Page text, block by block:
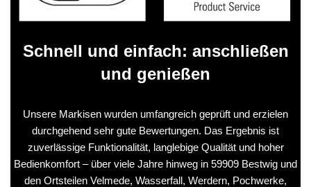
Schnell und einfach: anschließen
und genießen
Unsere Markisen wurden umfangreich geprüft und erzielen
durchgehend sehr gute Bewertungen. Das Ergebnis ist
zuverlässige Funktionalität, langlebige Qualität und hoher
Bedienkomfort – über viele Jahre hinweg in 59909 Bestwig und
den Ortsteilen Velmede, Wasserfall, Werdern, Pochwerke,